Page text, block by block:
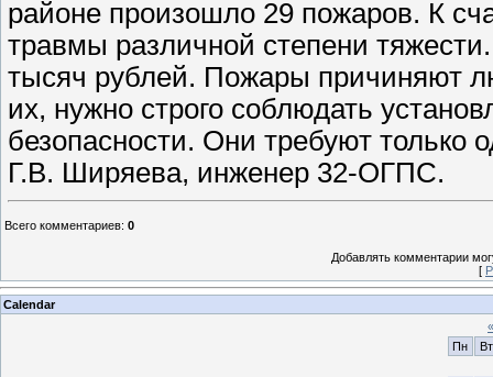
районе произошло 29 пожаров. К
травмы различной степени
тысяч рублей. Пожары причиняют
их, нужно строго соблюдать
безопасности. Они требуют только
Г.В. Ширяева, инженер 32-ОГПС.
Всего комментариев: 0
Добавлять комментарии
[
Calendar
«
Пн
Вт